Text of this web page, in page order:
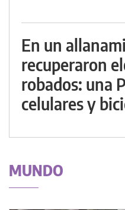
En un
recuperaron
robados: una
celulares y
MUNDO